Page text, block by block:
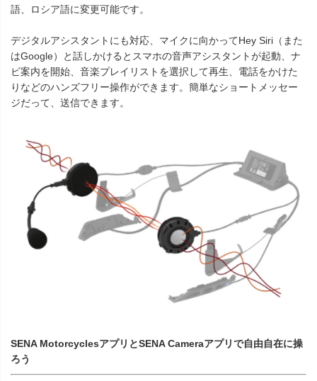
語、ロシア語に変更可能です。
デジタルアシスタントにも対応、マイクに向かってHey Siri（また
はGoogle）と話しかけるとスマホの音声アシスタントが起動、ナ
ビ案内を開始、音楽プレイリストを選択して再生、電話をかけた
りなどのハンズフリー操作ができます。簡単なショートメッセー
ジだって、送信できます。
SENA MotorcyclesアプリとSENA Cameraアプリで自由自在に操
ろう